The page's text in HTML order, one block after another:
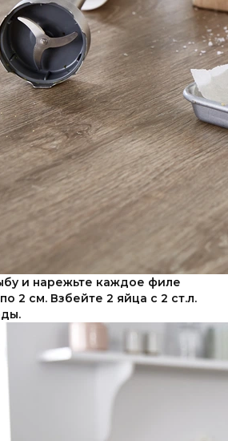
и нарежьте каждое филе
2 см. Взбейте 2 яйца с 2 ст.л.